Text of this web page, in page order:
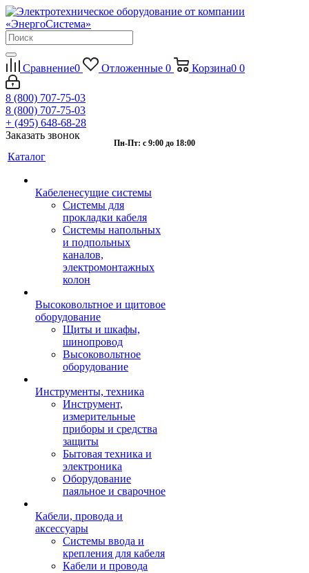
Сравнение0 Отложенные 0 Корзина0 0
8 (800) 707-75-03
8 (800) 707-75-03
+ (495) 648-68-28
Заказать звонок
Пн-Пт: с 9:00 до 18:00
Каталог
Кабеленесущие системы
Системы для
прокладки кабеля
Системы напольных
и подпольных
каналов,
электромонтажных
колон
Высоковольтное и щитовое
оборудование
Щиты и шкафы,
шинопровод
Высоковольтное
оборудование
Инструменты, техника
Инструмент,
измерительные
приборы и средства
защиты
Бытовая техника и
электроника
Оборудование
паяльное и сварочное
Кабели, провода и
аксессуары
Системы ввода и
крепления для кабеля
Кабели и провода